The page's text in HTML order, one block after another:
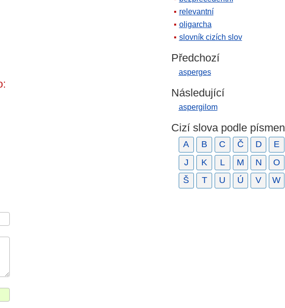
relevantní
oligarcha
slovník cizích slov
Předchozí
asperges
Následující
aspergilom
Cizí slova podle písmen
A B C Č D E
J
K L M N O
Š
T U Ú V W